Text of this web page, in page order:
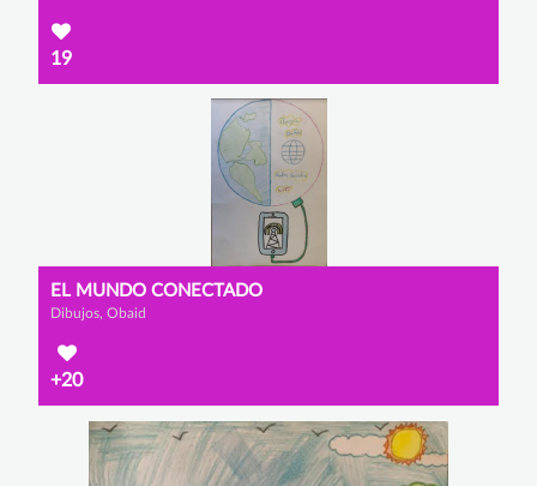
19
EL MUNDO CONECTADO
Dibujos, Obaid
+20